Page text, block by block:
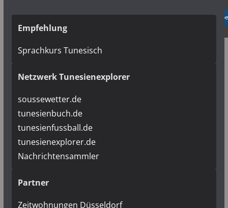
✓ Erlauben
Empfehlung
Sprachkurs Tunesisch
Netzwerk Tunesienexplorer
soussewetter.de
tunesienbuch.de
tunesienfussball.de
tunesienexplorer.de
Nachrichtensammler
Partner
Zeitwohnungen Düsseldorf